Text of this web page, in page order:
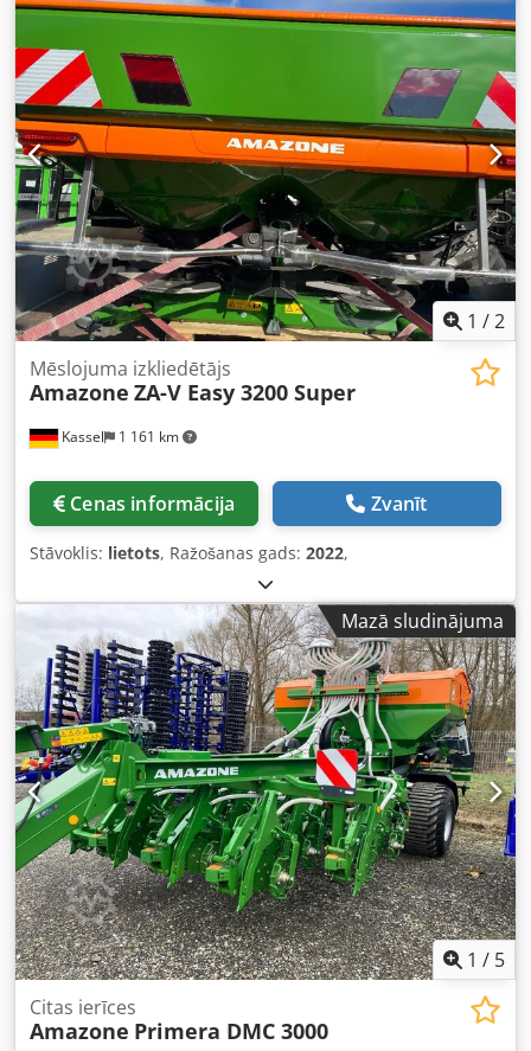
1 /2
Kassel 1 161 km
Mēslojuma izkliedētājs
Amazone ZA-V Easy 3200 Super
Cenas informācija Zvanīt
Stāvoklis: lietots, Ražošanas gads: 2022,
Mazā sludinājuma
1 / 5
Citas ierīces
Amazone Primera DMC 3000